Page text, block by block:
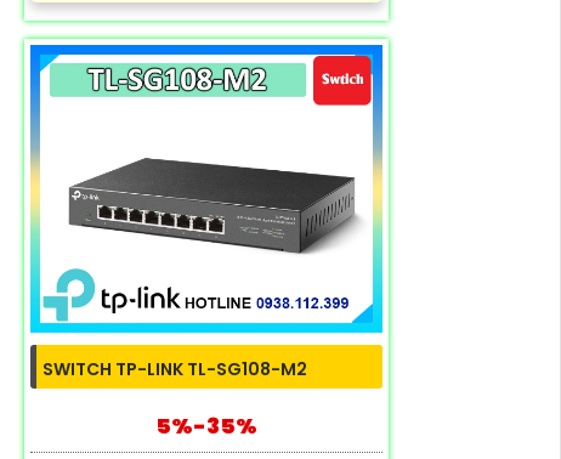
SWITCH TP-LINK TL-SG108-M2
5%-35%